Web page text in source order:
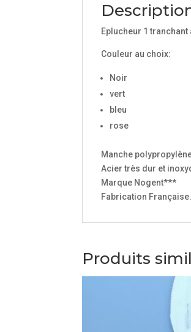
Eplucheur 1
Couleur au choix:
Noir
vert
bleu
rose
Manche
Acier très dur et
Marque Nogent***
Fabrication Française.
Produits